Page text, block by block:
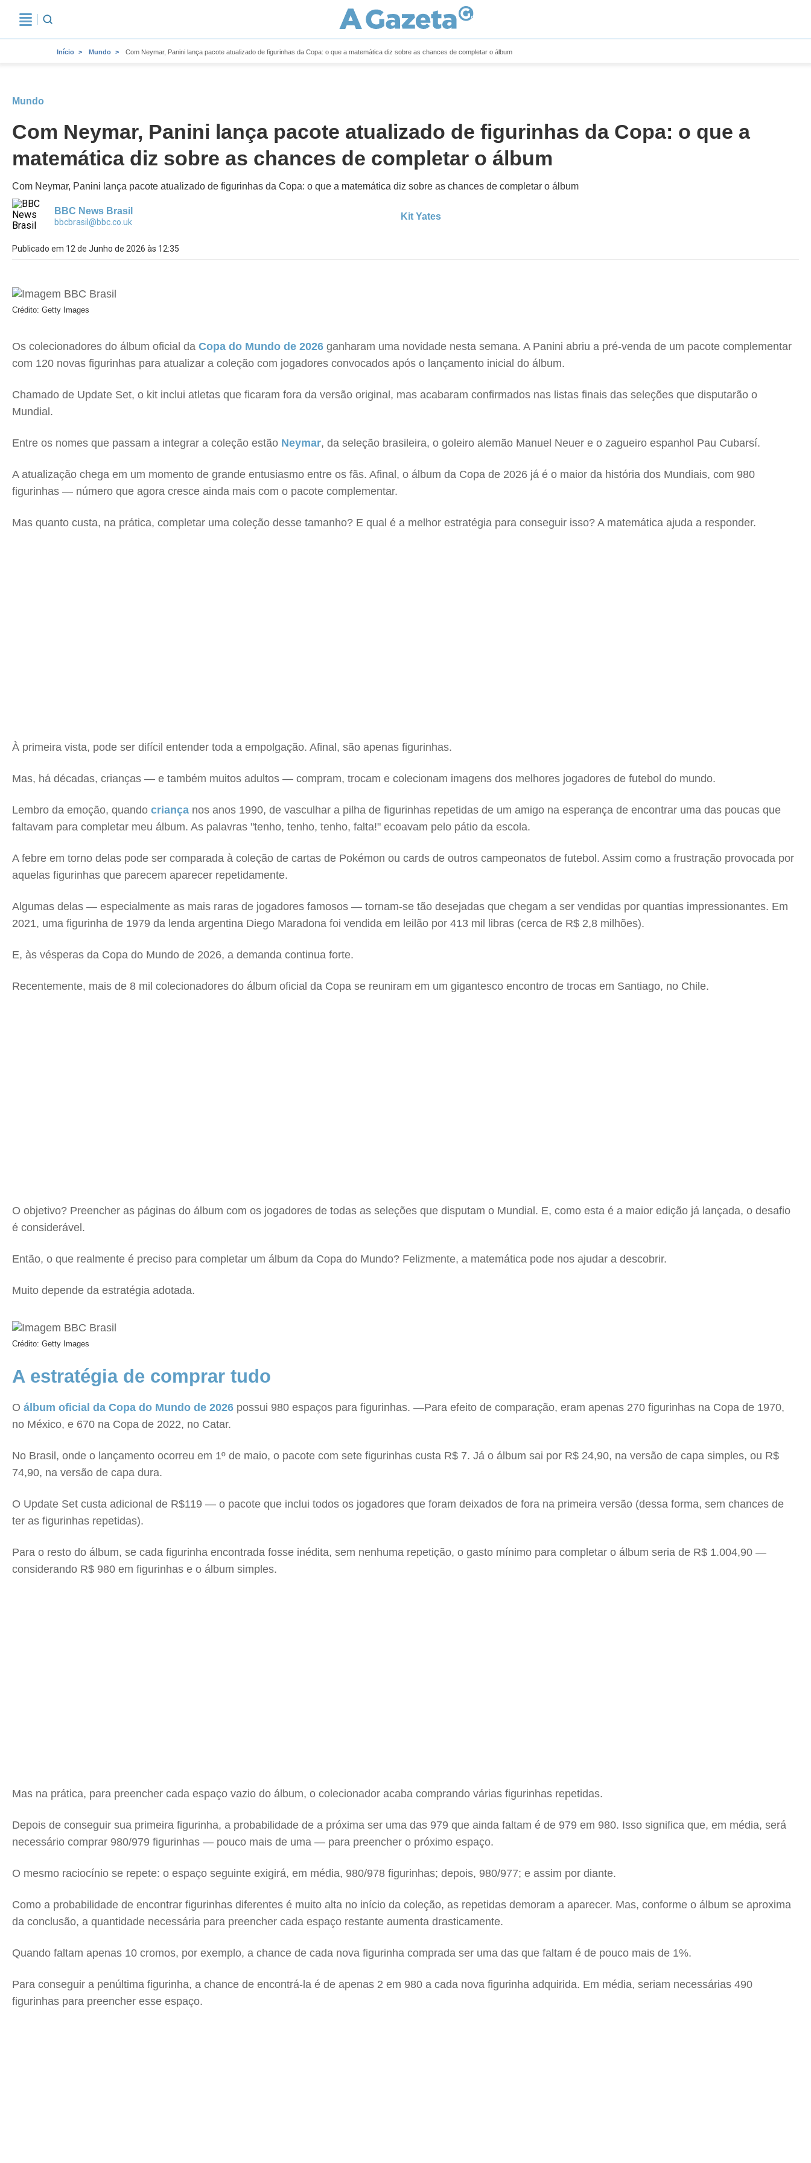
Início Mundo Com Neymar, Panini lança pacote atualizado de figurinhas da Copa: o que a matemática diz sobre as chances de completar o álbum
Mundo
Com Neymar, Panini lança pacote atualizado de figurinhas da Copa: o que a
matemática diz sobre as chances de completar o álbum
Com Neymar, Panini lança pacote atualizado de figurinhas da Copa: o que a matemática diz sobre as chances de completar o álbum
BBC News Brasil
bbcbrasil@bbc.co.uk
Kit Yates
Publicado em 12 de Junho de 2026 às 12:35
Crédito: Getty Images
Os colecionadores do álbum oficial da Copa do Mundo de 2026 ganharam uma novidade nesta semana. A Panini abriu a pré-venda de um pacote complementar
com 120 novas figurinhas para atualizar a coleção com jogadores convocados após o lançamento inicial do álbum.
Chamado de Update Set, o kit inclui atletas que ficaram fora da versão original, mas acabaram confirmados nas listas finais das seleções que disputarão o
Mundial.
Entre os nomes que passam a integrar a coleção estão Neymar, da seleção brasileira, o goleiro alemão Manuel Neuer e o zagueiro espanhol Pau Cubarsí.
A atualização chega em um momento de grande entusiasmo entre os fãs. Afinal, o álbum da Copa de 2026 já é o maior da história dos Mundiais, com 980
figurinhas — número que agora cresce ainda mais com o pacote complementar.
Mas quanto custa, na prática, completar uma coleção desse tamanho? E qual é a melhor estratégia para conseguir isso? A matemática ajuda a responder.
À primeira vista, pode ser difícil entender toda a empolgação. Afinal, são apenas figurinhas.
Mas, há décadas, crianças — e também muitos adultos — compram, trocam e colecionam imagens dos melhores jogadores de futebol do mundo.
Lembro da emoção, quando criança nos anos 1990, de vasculhar a pilha de figurinhas repetidas de um amigo na esperança de encontrar uma das poucas que
faltavam para completar meu álbum. As palavras "tenho, tenho, tenho, falta!" ecoavam pelo pátio da escola.
A febre em torno delas pode ser comparada à coleção de cartas de Pokémon ou cards de outros campeonatos de futebol. Assim como a frustração provocada por
aquelas figurinhas que parecem aparecer repetidamente.
Algumas delas — especialmente as mais raras de jogadores famosos — tornam-se tão desejadas que chegam a ser vendidas por quantias impressionantes. Em
2021, uma figurinha de 1979 da lenda argentina Diego Maradona foi vendida em leilão por 413 mil libras (cerca de R$ 2,8 milhões).
E, às vésperas da Copa do Mundo de 2026, a demanda continua forte.
Recentemente, mais de 8 mil colecionadores do álbum oficial da Copa se reuniram em um gigantesco encontro de trocas em Santiago, no Chile.
O objetivo? Preencher as páginas do álbum com os jogadores de todas as seleções que disputam o Mundial. E, como esta é a maior edição já lançada, o desafio
é considerável.
Então, o que realmente é preciso para completar um álbum da Copa do Mundo? Felizmente, a matemática pode nos ajudar a descobrir.
Muito depende da estratégia adotada.
Crédito: Getty Images
A estratégia de comprar tudo
O álbum oficial da Copa do Mundo de 2026 possui 980 espaços para figurinhas. —Para efeito de comparação, eram apenas 270 figurinhas na Copa de 1970,
no México, e 670 na Copa de 2022, no Catar.
No Brasil, onde o lançamento ocorreu em 1º de maio, o pacote com sete figurinhas custa R$ 7. Já o álbum sai por R$ 24,90, na versão de capa simples, ou R$
74,90, na versão de capa dura.
O Update Set custa adicional de R$119 — o pacote que inclui todos os jogadores que foram deixados de fora na primeira versão (dessa forma, sem chances de
ter as figurinhas repetidas).
Para o resto do álbum, se cada figurinha encontrada fosse inédita, sem nenhuma repetição, o gasto mínimo para completar o álbum seria de R$ 1.004,90 —
considerando R$ 980 em figurinhas e o álbum simples.
Mas na prática, para preencher cada espaço vazio do álbum, o colecionador acaba comprando várias figurinhas repetidas.
Depois de conseguir sua primeira figurinha, a probabilidade de a próxima ser uma das 979 que ainda faltam é de 979 em 980. Isso significa que, em média, será
necessário comprar 980/979 figurinhas — pouco mais de uma — para preencher o próximo espaço.
O mesmo raciocínio se repete: o espaço seguinte exigirá, em média, 980/978 figurinhas; depois, 980/977; e assim por diante.
Como a probabilidade de encontrar figurinhas diferentes é muito alta no início da coleção, as repetidas demoram a aparecer. Mas, conforme o álbum se aproxima
da conclusão, a quantidade necessária para preencher cada espaço restante aumenta drasticamente.
Quando faltam apenas 10 cromos, por exemplo, a chance de cada nova figurinha comprada ser uma das que faltam é de pouco mais de 1%.
Para conseguir a penúltima figurinha, a chance de encontrá-la é de apenas 2 em 980 a cada nova figurinha adquirida. Em média, seriam necessárias 490
figurinhas para preencher esse espaço.